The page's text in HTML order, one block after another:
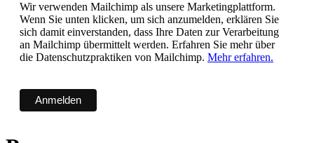
Wir verwenden Mailchimp als unsere Marketingplattform.
Wenn Sie unten klicken, um sich anzumelden, erklären Sie
sich damit einverstanden, dass Ihre Daten zur Verarbeitung
an Mailchimp übermittelt werden. Erfahren Sie mehr über
die Datenschutzpraktiken von Mailchimp. Mehr erfahren.